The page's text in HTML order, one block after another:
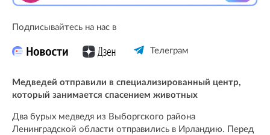
Подписывайтесь на нас в
Телеграм
Медведей отправили в специализированный центр,
который занимается спасением животных
Два бурых медведя из Выборгского района
Ленинградской области отправились в Ирландию. Перед